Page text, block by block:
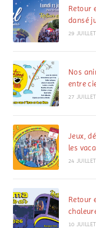
Retour
dansé
29
Nos
entre
27
Jeux,
les
24
Retour
10